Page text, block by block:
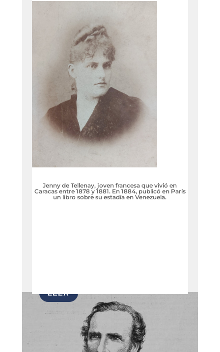
Jenny de Tellenay, joven francesa que vivió en
Caracas entre 1878 y 1881. En 1884, publicó en París
un libro sobre su estadía en Venezuela.